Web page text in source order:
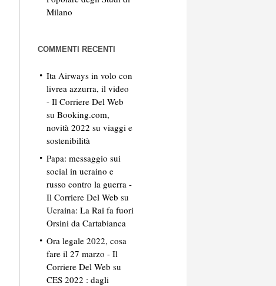
Milano
COMMENTI RECENTI
Ita Airways in volo con
livrea azzurra, il video
- Il Corriere Del Web
su Booking.com,
novità 2022 su viaggi e
sostenibilità
Papa: messaggio sui
social in ucraino e
russo contro la guerra -
Il Corriere Del Web su
Ucraina: La Rai fa fuori
Orsini da Cartabianca
Ora legale 2022, cosa
fare il 27 marzo - Il
Corriere Del Web su
CES 2022 : dagli